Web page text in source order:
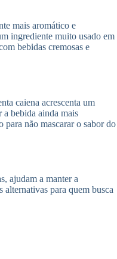
mais aromático e
ingrediente muito usado em
bebidas cremosas e
caiena acrescenta um
a bebida ainda mais
para não mascarar o sabor do
ajudam a manter a
alternativas para quem busca